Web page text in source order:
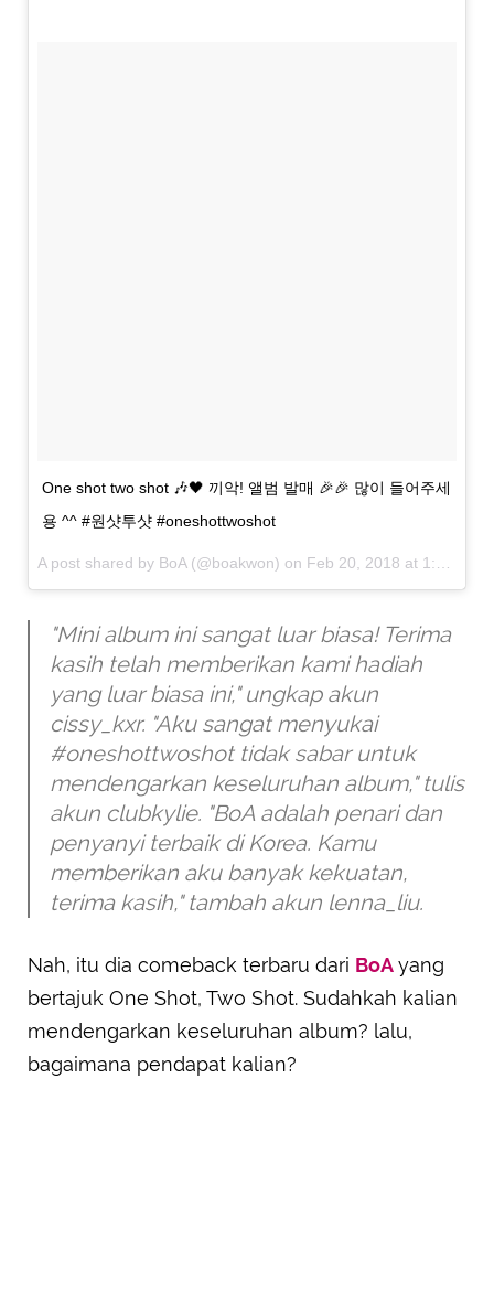
One shot two shot 🎶🖤 끼악! 앨범 발매 🎉🎉 많이 들어주세
용 ^^ #원샷투샷 #oneshottwoshot
A post shared by BoA(@boakwon) on Feb 20, 2018 at 1:49am PST
"Mini album ini sangat luar biasa! Terima
kasih telah memberikan kami hadiah
yang luar biasa ini," ungkap akun
cissy_kxr. "Aku sangat menyukai
#oneshottwoshot tidak sabar untuk
mendengarkan keseluruhan album," tulis
akun clubkylie. "BoA adalah penari dan
penyanyi terbaik di Korea. Kamu
memberikan aku banyak kekuatan,
terima kasih," tambah akun lenna_liu.
Nah, itu dia comeback terbaru dari BoAyang
bertajuk One Shot, Two Shot. Sudahkah kalian
mendengarkan keseluruhan album? lalu,
bagaimana pendapat kalian?